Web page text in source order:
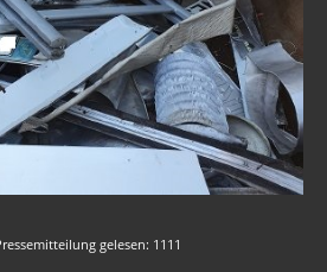
gelesen: 1111